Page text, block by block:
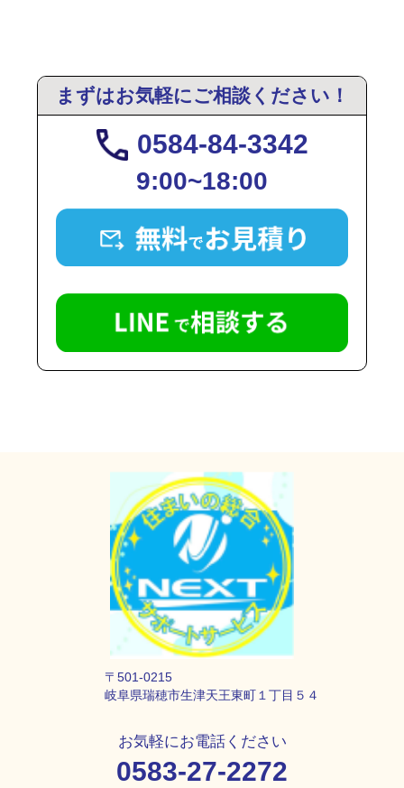
まずはお気軽にご相談ください！
0584-84-3342
9:00~18:00
〒501-0215
岐阜県瑞穂市生津天王東町１丁目５４
お気軽にお電話ください
0583-27-2272